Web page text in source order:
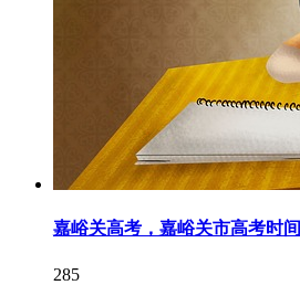
嘉峪关高考，嘉峪关市高考时间
285